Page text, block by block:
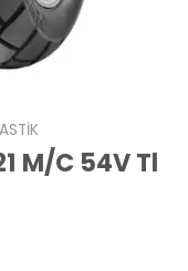
M/C 54V Tl